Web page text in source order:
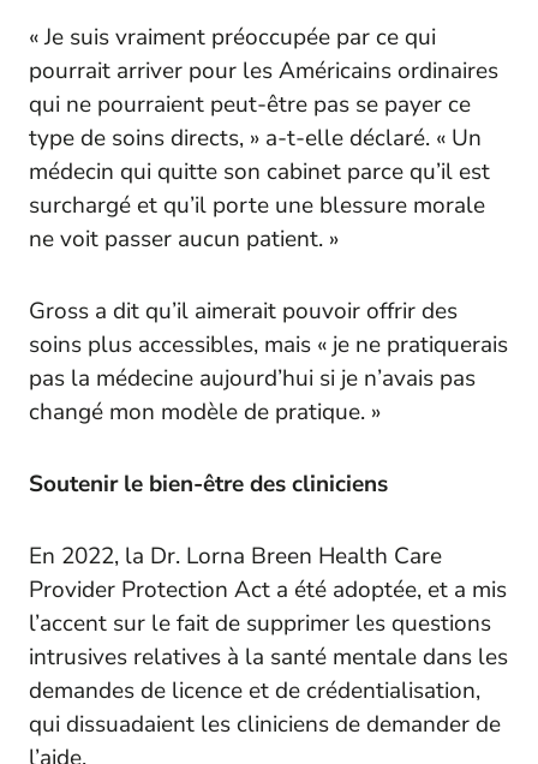
« Je suis vraiment préoccupée par ce qui
pourrait arriver pour les Américains ordinaires
qui ne pourraient peut-être pas se payer ce
type de soins directs, » a-t-elle déclaré. « Un
médecin qui quitte son cabinet parce qu’il est
surchargé et qu’il porte une blessure morale
ne voit passer aucun patient. »
Gross a dit qu’il aimerait pouvoir offrir des
soins plus accessibles, mais « je ne pratiquerais
pas la médecine aujourd’hui si je n’avais pas
changé mon modèle de pratique. »
Soutenir le bien-être des cliniciens
En 2022, la Dr. Lorna Breen Health Care
Provider Protection Act a été adoptée, et a mis
l’accent sur le fait de supprimer les questions
intrusives relatives à la santé mentale dans les
demandes de licence et de crédentialisation,
qui dissuadaient les cliniciens de demander de